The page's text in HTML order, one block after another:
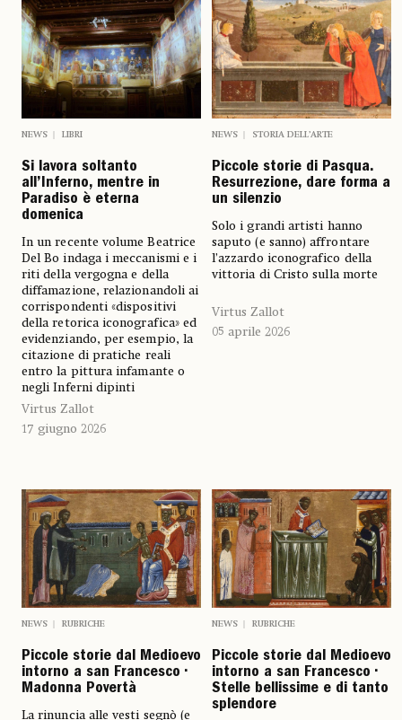
NEWS LIBRI
Si lavora soltanto
all’Inferno, mentre in
Paradiso è eterna
domenica
In un recente volume Beatrice
Del Bo indaga i meccanismi e i
riti della vergogna e della
diffamazione, relazionandoli ai
corrispondenti «dispositivi
della retorica iconografica» ed
evidenziando, per esempio, la
citazione di pratiche reali
entro la pittura infamante o
negli Inferni dipinti
Virtus Zallot
17 giugno 2026
NEWS STORIA DELL’ARTE
Piccole storie di Pasqua.
Resurrezione, dare forma a
un silenzio
Solo i grandi artisti hanno
saputo (e sanno) affrontare
l’azzardo iconografico della
vittoria di Cristo sulla morte
Virtus Zallot
05 aprile 2026
NEWS RUBRICHE
Piccole storie dal Medioevo
intorno a san Francesco •
Madonna Povertà
La rinuncia alle vesti segnò (e
NEWS RUBRICHE
Piccole storie dal Medioevo
intorno a san Francesco •
Stelle bellissime e di tanto
splendore